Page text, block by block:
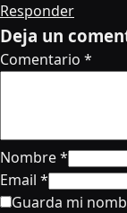
Responder
Deja un
Comentario *
Nombre*
Email *
Guarda mi